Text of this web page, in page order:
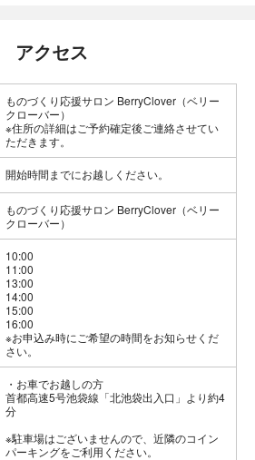
アクセス
ものづくり応援サロン BerryClover（ベリー
クローバー）
※住所の詳細はご予約確定後ご連絡させてい
ただきます。
開始時間までにお越しください。
ものづくり応援サロン BerryClover（ベリー
クローバー）
10:00
11:00
13:00
14:00
15:00
16:00
※お申込み時にご希望の時間をお知らせくだ
さい。
お車でお越しの方
首都高速5号池袋線「北池袋出入口」より約4
分
※駐車場はございませんので、近隣のコイン
パーキングをご利用ください。